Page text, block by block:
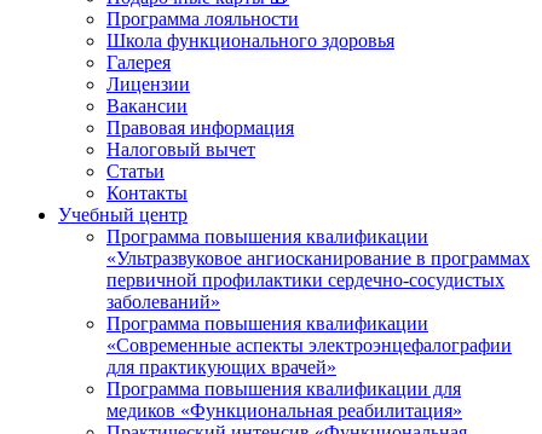
Программа лояльности
Школа функционального здоровья
Галерея
Лицензии
Вакансии
Правовая информация
Налоговый вычет
Статьи
Контакты
Учебный центр
Программа повышения квалификации
«Ультразвуковое ангиосканирование в программах
первичной профилактики сердечно-сосудистых
заболеваний»
Программа повышения квалификации
«Современные аспекты электроэнцефалографии
для практикующих врачей»
Программа повышения квалификации для
медиков «Функциональная реабилитация»